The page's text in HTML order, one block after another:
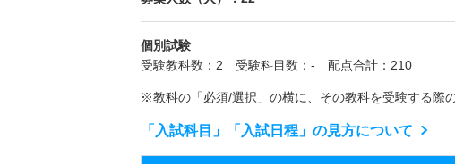
個別試験
受験教科数：2 受験科目数：- 配点合計：210
※教科の「必須/選択」の横に、その教科を受験する際
「入試科目」「入試日程」の見方について